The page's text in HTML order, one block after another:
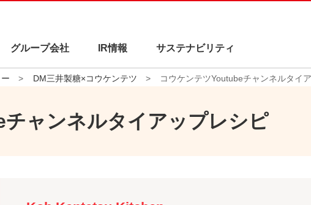
グループ会社 IR情報 サステナビリティ
DM三井製糖×コウケンテツ コウケンテツYoutubeチャンネルタイ
ャンネルタイアップレシピ